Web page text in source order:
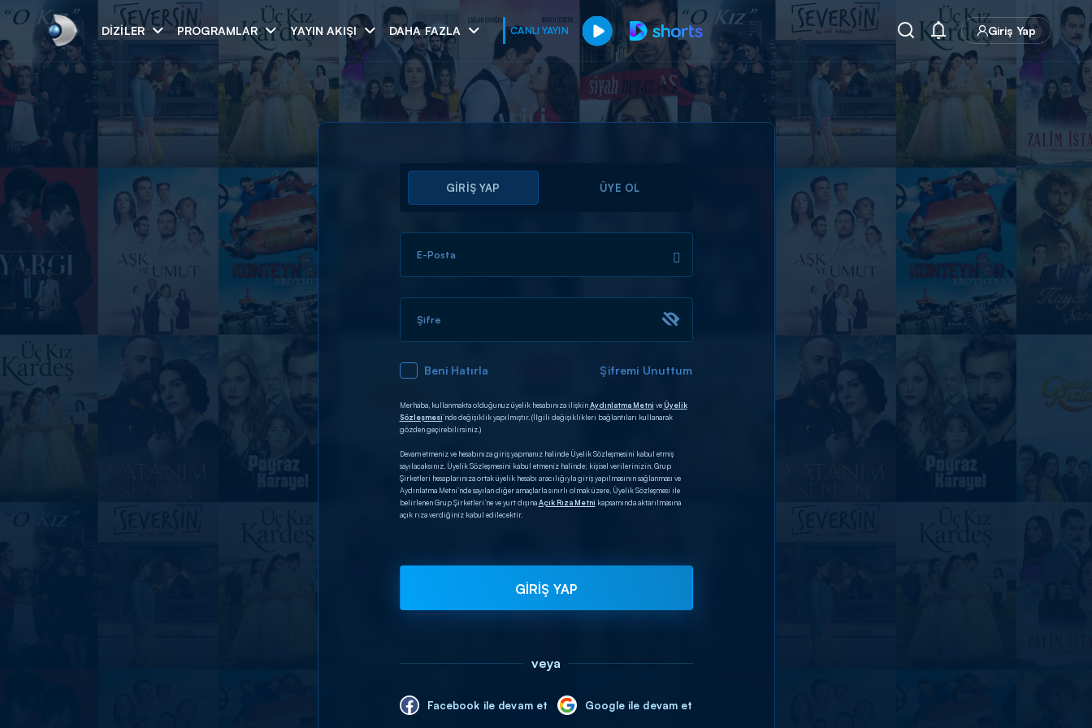
DIZILER PROGRAMLAR YAYIN AKIŞI DAHA FAZLA CANLI YAYIN Giriş Yap
Arama
ARAMA SONUÇLARI
GİRİŞ YAP ÜYE OL
E-Posta
Şifre
Beni Hatırla Şifremi Unuttum
Merhaba, kullanmakta olduğunuz üyelik hesabınıza ilişkinAydınlatma Metni veÜyelik
Sözleşmesi’nde değişiklik yapılmıştır. (İlgili değişiklikleri bağlantıları kullanarak
gözden geçirebilirsiniz.)
Devam etmeniz ve hesabınıza giriş yapmanız halinde Üyelik Sözleşmesini kabul etmiş
sayılacaksınız. Üyelik Sözleşmesini kabul etmeniz halinde; kişisel verilerinizin, Grup
Şirketleri hesaplarınıza ortak üyelik hesabı aracılığıyla giriş yapılmasının sağlanması ve
Aydınlatma Metni’nde sayılan diğer amaçlarla sınırlı olmak üzere, Üyelik Sözleşmesi ile
belirlenen Grup Şirketleri’ne ve yurt dışınaAçık Rıza Metni kapsamında aktarılmasına
açık rıza verdiğiniz kabul edilecektir.
GİRİŞ YAP
veya
Facebook ile devam et Google ile devam et